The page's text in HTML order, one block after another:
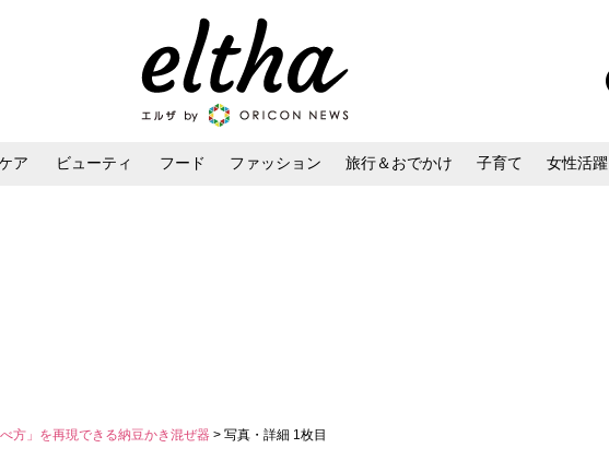
ア ビューティ フード ファッション 旅行＆おでかけ 子育て 女性活躍
方」を再現できる納豆かき混ぜ器 > 写真・詳細 1枚目